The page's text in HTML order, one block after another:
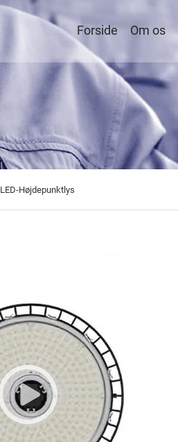
Forside Om os
LED-Højdepunktlys